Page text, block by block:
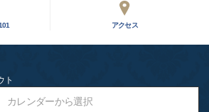
アクセス
ト
カレンダーから選択